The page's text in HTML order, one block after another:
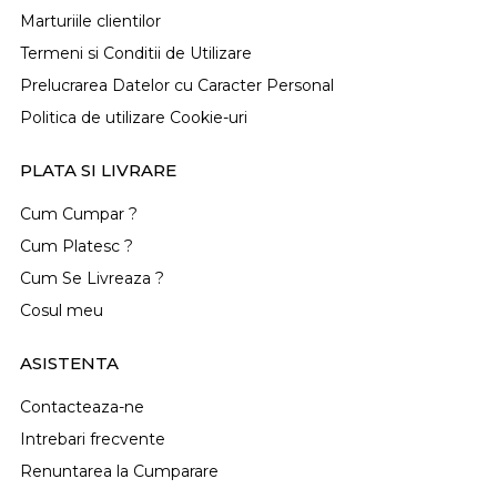
Marturiile clientilor
Termeni si Conditii de Utilizare
Prelucrarea Datelor cu Caracter Personal
Politica de utilizare Cookie-uri
PLATA SI LIVRARE
Cum Cumpar ?
Cum Platesc ?
Cum Se Livreaza ?
Cosul meu
ASISTENTA
Contacteaza-ne
Intrebari frecvente
Renuntarea la Cumparare